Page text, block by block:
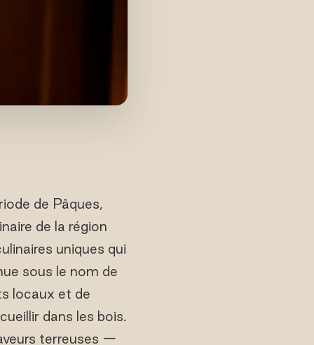
de Pâques,
de la région
uniques qui
sous le nom de
locaux et de
dans les bois.
terreuses —